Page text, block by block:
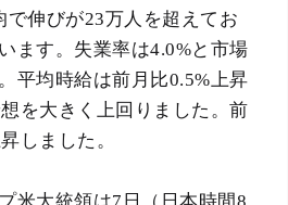
で伸びが23万人を超えてお
ます。失業率は4.0%と市場
平均時給は前月比0.5%上昇
を大きく上回りました。前
しました。
米大統領は7日（日本時間8